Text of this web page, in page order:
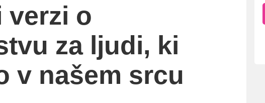
verzi o
za ljudi, ki
v našem srcu